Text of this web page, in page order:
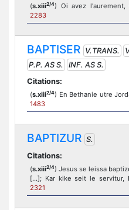
(s.xiii2/4) Oi avez
2283
BAPTISER V.TRANS.
P.P. AS S.
INF. AS S.
Citations:
(s.xiii2/4) En Bethanie utre
1483
BAPTIZUR S.
Citations:
(s.xiii2/4) Jesus se leissa
[...]; Kar kike seit le servitur,
2321